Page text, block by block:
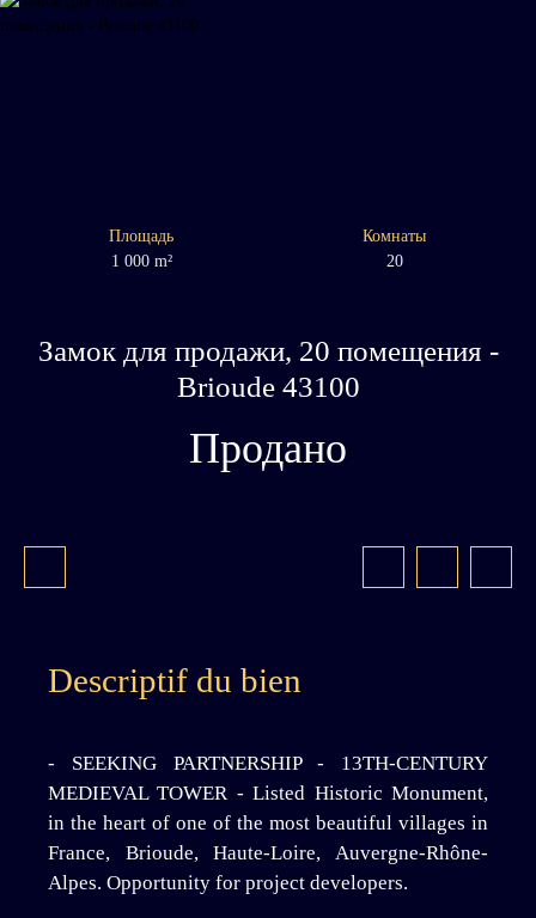
Площадь
1 000 m²
Комнаты
20
Замок для продажи, 20 помещения -
Brioude 43100
Продано
Descriptif du bien
- SEEKING PARTNERSHIP - 13TH-CENTURY
MEDIEVAL TOWER - Listed Historic Monument,
in the heart of one of the most beautiful villages in
France, Brioude, Haute-Loire, Auvergne-Rhône-
Alpes. Opportunity for project developers.